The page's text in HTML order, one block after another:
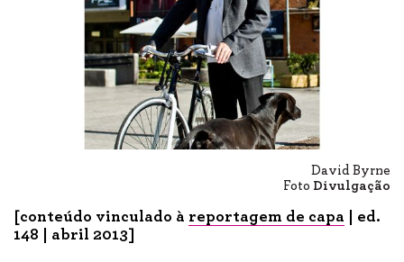
David Byrne
Foto Divulgação
[conteúdo vinculado à reportagem de capa | ed.
148 | abril 2013]